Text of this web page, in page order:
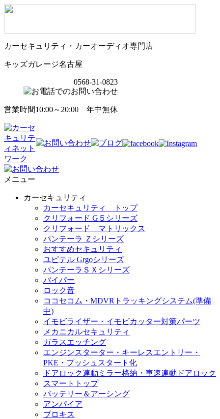
カーセキュリティ・カーオーディオ専門店
キッズガレージ名古屋
0568-31-0823
営業時間10:00～20:00 年中無休
メニュー
カーセキュリティ
カーセキュリティ トップ
クリフォード G５シリーズ
クリフォード マトリックス
パンテーラ Ｚシリーズ
おすすめセキュリティ
ユピテル Grgoシリーズ
パンテーラＳＸシリーズ
バイパー
ロック音
ココセコム・MDVRトラッキングシステム(準備
中)
イモビライザー・イモビカッター対策パーツ
メカニカルセキュリティ
ガラスエッチング
エンジンスターター・キーレスエントリー・
PKE・プッシュスタート化
ドアロック連動ミラー格納・車速連動ドアロック
スマートトップ
バッテリー＆アーシング
アンパイア
ブロキス